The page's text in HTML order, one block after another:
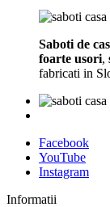
Saboti de
foarte usori,
fabricati in
Facebook
YouTube
Instagram
Informatii